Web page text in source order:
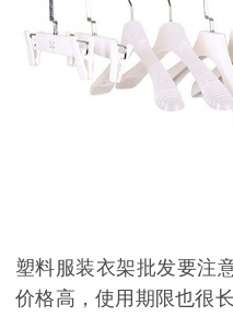
塑料服装衣架批发要注
价格高，使用期限也很